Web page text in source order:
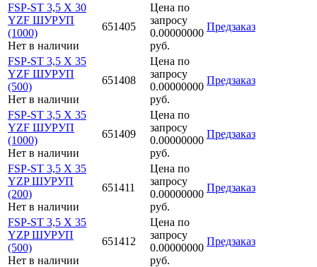
FSP-ST 3,5 X 30
YZF ШУРУП
(1000)
Нет в наличии
651405
Цена по
запросу
0.00000000
руб.
Предзаказ
FSP-ST 3,5 X 35
YZF ШУРУП
(500)
Нет в наличии
651408
Цена по
запросу
0.00000000
руб.
Предзаказ
FSP-ST 3,5 X 35
YZF ШУРУП
(1000)
Нет в наличии
651409
Цена по
запросу
0.00000000
руб.
Предзаказ
FSP-ST 3,5 X 35
YZP ШУРУП
(200)
Нет в наличии
651411
Цена по
запросу
0.00000000
руб.
Предзаказ
FSP-ST 3,5 X 35
YZP ШУРУП
(500)
Нет в наличии
651412
Цена по
запросу
0.00000000
руб.
Предзаказ